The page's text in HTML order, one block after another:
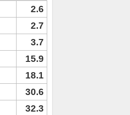
2.6
2.7
3.7
15.9
18.1
30.6
32.3